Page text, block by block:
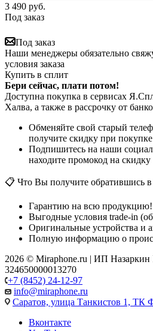
3 490 руб.
Под заказ
Под заказ
Наши менеджеры обязательно
условия заказа
Купить в сплит
Бери сейчас, плати потом!
Доступна покупка в сервисах
Халва, а также в рассрочку от
Обменяйте свой старый
получите скидку при
Подпишитесь на наши
находите промокод на
📋 Что Вы получите обратившись в
Гарантию на всю продукцию!
Выгодные условия trade-in
Оригинальные устройства и
Полную информацию о
2026 © Miraphone.ru | ИП
324650000013270
+7 (8452) 24-12-97
info@miraphone.ru
Саратов, улица Танкистов 1, ТК
Вконтакте